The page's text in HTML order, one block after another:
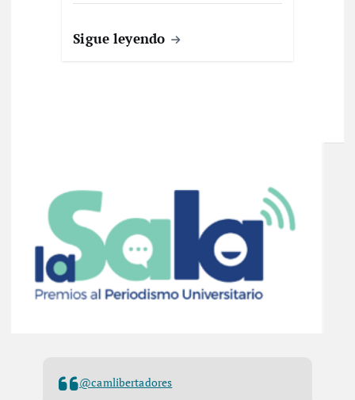
Sigue leyendo
@camlibertadores